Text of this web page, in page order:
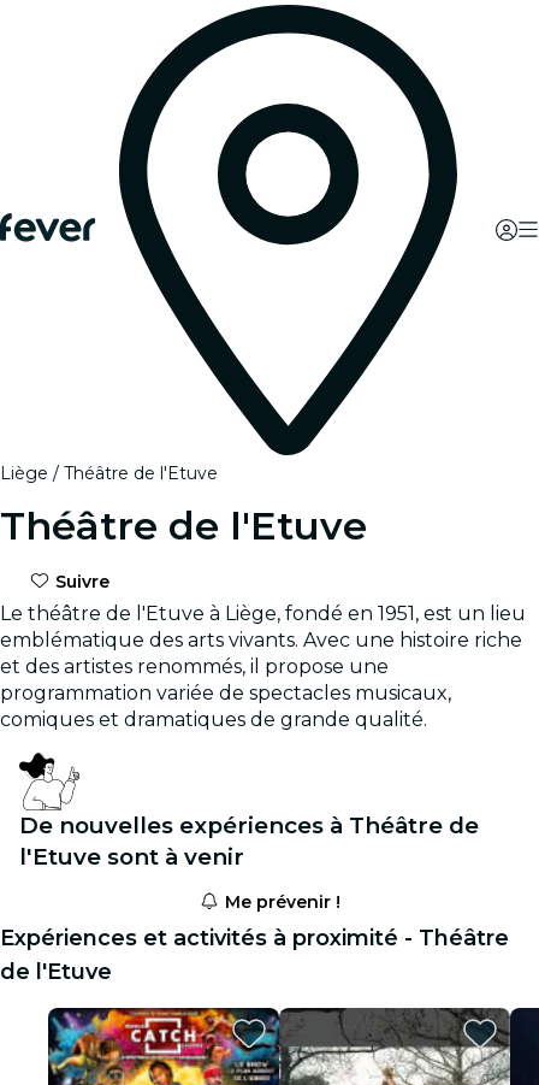
Liège Théâtre de l'Etuve
Théâtre de l'Etuve
Suivre
Le théâtre de l'Etuve à Liège, fondé en 1951, est un lieu
emblématique des arts vivants. Avec une histoire riche
et des artistes renommés, il propose une
programmation variée de spectacles musicaux,
comiques et dramatiques de grande qualité.
De nouvelles expériences à Théâtre de
l'Etuve sont à venir
Me prévenir !
Expériences et activités à proximité - Théâtre
de l'Etuve